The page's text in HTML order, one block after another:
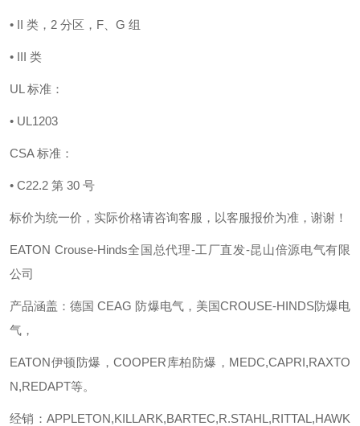
• II 类，2 分区，F、G 组
• III 类
UL 标准：
• UL1203
CSA 标准：
• C22.2 第 30 号
标价为统一价，实际价格请咨询客服，以客服报价为准，谢谢！
EATON Crouse-Hinds全国总代理-工厂直发-昆山倍源电气有限
公司
产品涵盖：德国 CEAG 防爆电气，美国CROUSE-HINDS防爆电
气，
EATON伊顿防爆，COOPER库柏防爆，MEDC,CAPRI,RAXTO
N,REDAPT等。
经销：APPLETON,KILLARK,BARTEC,R.STAHL,RITTAL,HAWK